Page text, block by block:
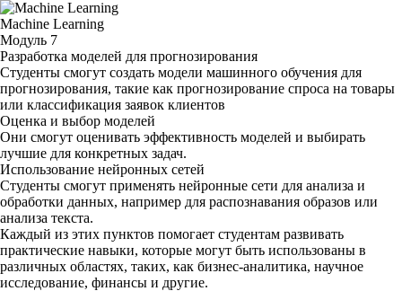
Machine Learning
Модуль 7
Разработка моделей для прогнозирования
Студенты смогут создать модели машинного обучения для
прогнозирования, такие как прогнозирование спроса на товары
или классификация заявок клиентов
Оценка и выбор моделей
Они смогут оценивать эффективность моделей и выбирать
лучшие для конкретных задач.
Использование нейронных сетей
Студенты смогут применять нейронные сети для анализа и
обработки данных, например для распознавания образов или
анализа текста.
Каждый из этих пунктов помогает студентам развивать
практические навыки, которые могут быть использованы в
различных областях, таких, как бизнес-аналитика, научное
исследование, финансы и другие.